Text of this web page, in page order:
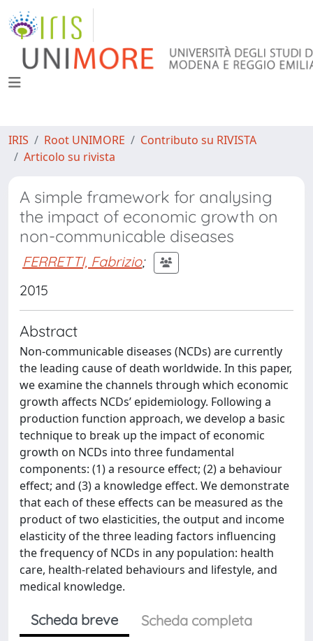
IRIS Root UNIMORE
Contributo su RIVISTA
Articolo su rivista
A simple framework for analysing
the impact of economic growth on
non-communicable diseases
FERRETTI, Fabrizio;
2015
Abstract
Non-communicable diseases (NCDs) are currently
the leading cause of death worldwide. In this paper,
we examine the channels through which economic
growth affects NCDs’ epidemiology. Following a
production function approach, we develop a basic
technique to break up the impact of economic
growth on NCDs into three fundamental
components: (1) a resource effect; (2) a behaviour
effect; and (3) a knowledge effect. We demonstrate
that each of these effects can be measured as the
product of two elasticities, the output and income
elasticity of the three leading factors influencing
the frequency of NCDs in any population: health
care, health-related behaviours and lifestyle, and
medical knowledge.
Scheda breve
Scheda completa